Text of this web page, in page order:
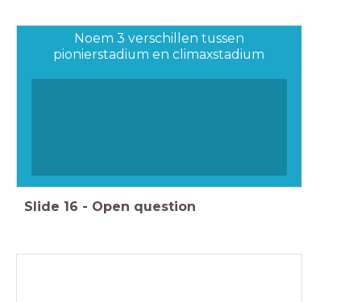
Noem 3 verschillen tussen
pionierstadium en climaxstadium
Slide 16 - Open question